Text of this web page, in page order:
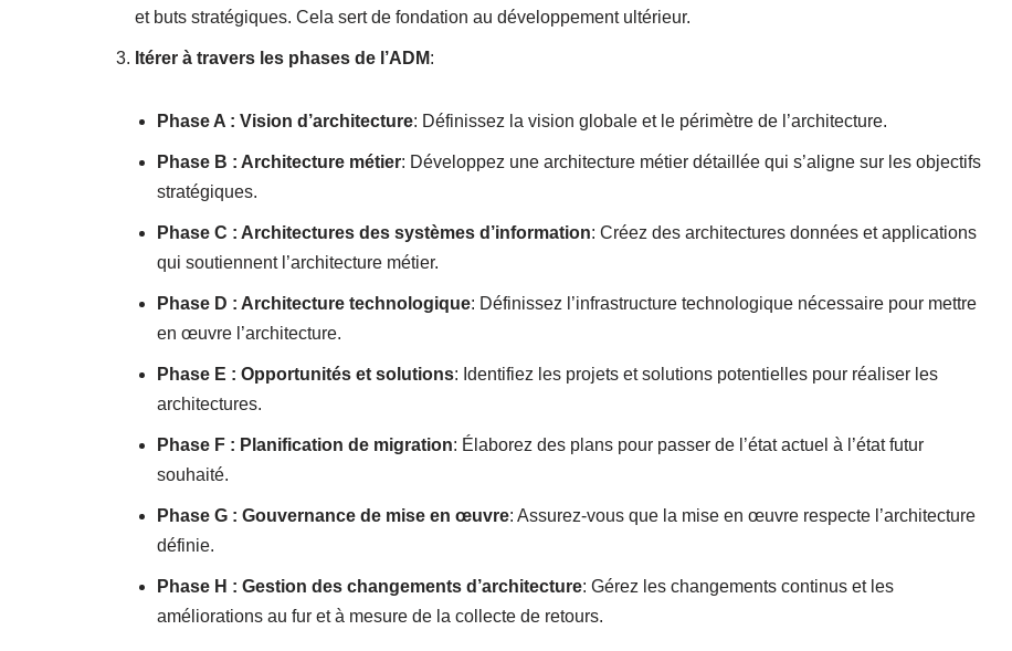
et buts stratégiques. Cela sert de fondation au développement ultérieur.
Itérer à travers les phases de l’ADM:
Phase A : Vision d’architecture: Définissez la vision globale et le périmètre de l’architecture.
Phase B : Architecture métier: Développez une architecture métier détaillée qui s’aligne sur les objectifs
stratégiques.
Phase C : Architectures des systèmes d’information: Créez des architectures données et applications
qui soutiennent l’architecture métier.
Phase D : Architecture technologique: Définissez l’infrastructure technologique nécessaire pour mettre
en œuvre l’architecture.
Phase E : Opportunités et solutions: Identifiez les projets et solutions potentielles pour réaliser les
architectures.
Phase F : Planification de migration: Élaborez des plans pour passer de l’état actuel à l’état futur
souhaité.
Phase G : Gouvernance de mise en œuvre: Assurez-vous que la mise en œuvre respecte l’architecture
définie.
Phase H : Gestion des changements d’architecture: Gérez les changements continus et les
améliorations au fur et à mesure de la collecte de retours.